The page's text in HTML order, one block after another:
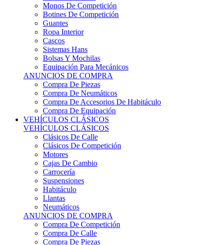
Monos De Competición
Botines De Competición
Guantes
Ropa Interior
Cascos
Sistemas Hans
Bolsas Y Mochilas
Equipación Para Mecánicos
ANUNCIOS DE COMPRA
Compra De Piezas
Compra De Neumáticos
Compra De Accesorios De Habitáculo
Compra De Equipación
VEHÍCULOS CLÁSICOS
VEHÍCULOS CLÁSICOS
Clásicos De Calle
Clásicos De Competición
Motores
Cajas De Cambio
Carrocería
Suspensiones
Habitáculo
Llantas
Neumáticos
ANUNCIOS DE COMPRA
Compra De Competición
Compra De Calle
Compra De Piezas